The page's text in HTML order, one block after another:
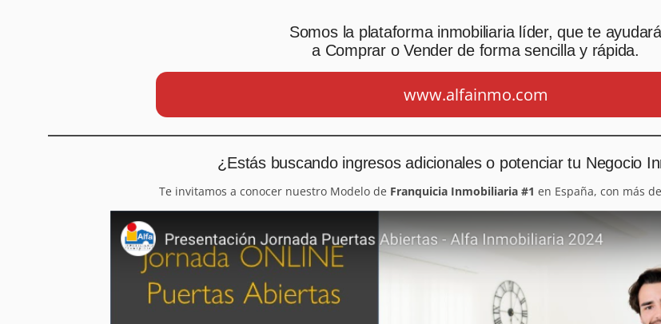
Somos la plataforma inmobiliaria líder, que te ayudará
a Comprar o Vender de forma sencilla y rápida.
www.alfainmo.com
¿Estás buscando ingresos adicionales o potenciar tu Negocio
Te invitamos a conocer nuestro Modelo de Franquicia Inmobiliaria #1 en España, con más